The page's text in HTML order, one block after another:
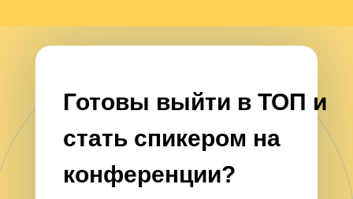
Готовы выйти в ТОП и
стать спикером на
конференции?